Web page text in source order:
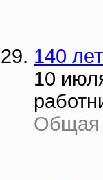
140
10
Общая